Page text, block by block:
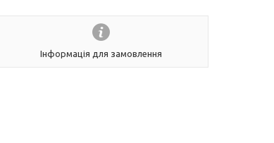
Інформація для замовлення